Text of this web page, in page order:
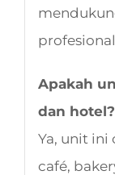
Apakah
dan hotel?
Ya, unit ini
café,